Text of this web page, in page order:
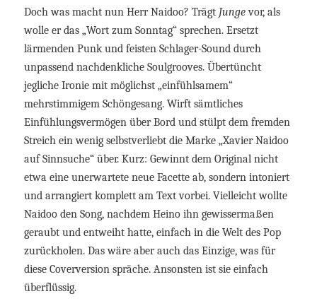
Doch was macht nun Herr Naidoo? Trägt Jungevor, als
wolle er das „Wort zum Sonntag“ sprechen. Ersetzt
lärmenden Punk und feisten Schlager-Sound durch
unpassend nachdenkliche Soulgrooves. Übertüncht
jegliche Ironie mit möglichst „einfühlsamem“
mehrstimmigem Schöngesang. Wirft sämtliches
Einfühlungsvermögen über Bord und stülpt dem fremden
Streich ein wenig selbstverliebt die Marke „Xavier Naidoo
auf Sinnsuche“ über. Kurz: Gewinnt dem Original nicht
etwa eine unerwartete neue Facette ab, sondern intoniert
und arrangiert komplett am Text vorbei. Vielleicht wollte
Naidoo den Song, nachdem Heino ihn gewissermaßen
geraubt und entweiht hatte, einfach in die Welt des Pop
zurückholen. Das wäre aber auch das Einzige, was für
diese Coverversion spräche. Ansonsten ist sie einfach
überflüssig.